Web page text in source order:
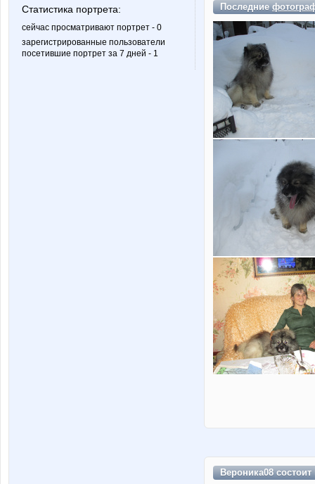
Статистика портрета:
сейчас просматривают портрет - 0
зарегистрированные пользователи
посетившие портрет за 7 дней - 1
Последние
Вероника08